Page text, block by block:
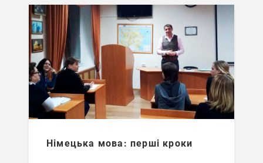
Німецька мова: перші кроки